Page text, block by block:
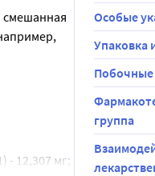
других
дозы
(см.
дозы в
желаемый
смешанная
- 12,307 мг;
Особые
Упаковка
Побочные
группа